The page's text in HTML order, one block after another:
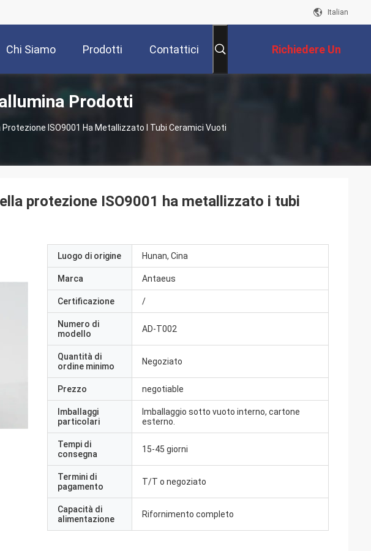
Italian
Chi Siamo Prodotti Contattici Richiedere Un
Preventivo
Prodotti
ISO9001 Ha Metallizzato I Tubi Ceramici Vuoti
protezione ISO9001 ha metallizzato i tubi
Luogo di origine Hunan, Cina
Marca Antaeus
Certificazione /
Numero di
modello
AD-T002
Quantità di
ordine minimo
Negoziato
Prezzo negotiable
Imballaggi
particolari
Imballaggio sotto vuoto interno, cartone
esterno.
Tempi di
consegna
15-45 giorni
Termini di
pagamento
T/T o negoziato
Capacità di
alimentazione
Rifornimento completo